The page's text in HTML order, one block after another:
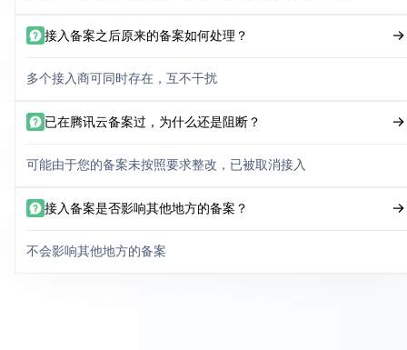
接入备案之后原来的备案如何处理？
多个接入商可同时存在，互不干扰
已在腾讯云备案过，为什么还是阻断？
可能由于您的备案未按照要求整改，已被取消接入
接入备案是否影响其他地方的备案？
不会影响其他地方的备案